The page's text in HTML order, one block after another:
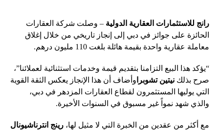
رانج للاستثمارات العقارية الدولية – وصلت شركة العقارات
الحائزة على جوائز في دبي إلى إنجاز تاريخي من خلال إغلاق
معاملة عقارية واحدة بقيمة هائلة بلغت 110 مليون درهم.
“يؤكد هذا البيع التزامنا بتقديم قيمة وخدمات استثنائية لعملائنا”،
صرح بذلك نيتين تشوبرا وأضاف أن هذا الإنجاز يعكس الثقة القوية
التي يوليها المستثمرون لقطاع العقارات المزدهر في دبي،
والذي شهد نمواً غير مسبوق في السنوات الأخيرة.
مع أكثر من عقدين من الخبرة التي لا مثيل لها، رينج انترناشيونال